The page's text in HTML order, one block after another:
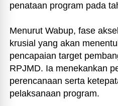
penataan program pada
Menurut Wabup, fase
krusial yang akan
pencapaian target
RPJMD. Ia menekankan
perencanaan serta
pelaksanaan program.